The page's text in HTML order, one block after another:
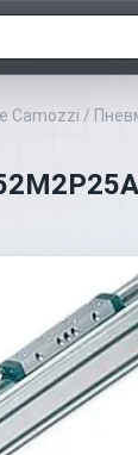
Camozzi /